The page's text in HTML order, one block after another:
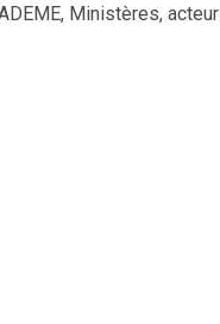
Ministères,